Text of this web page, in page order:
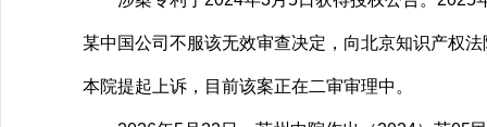
某中国公司不服该无效审查决定，向北京知识产权
本院提起上诉，目前该案正在二审审理中。